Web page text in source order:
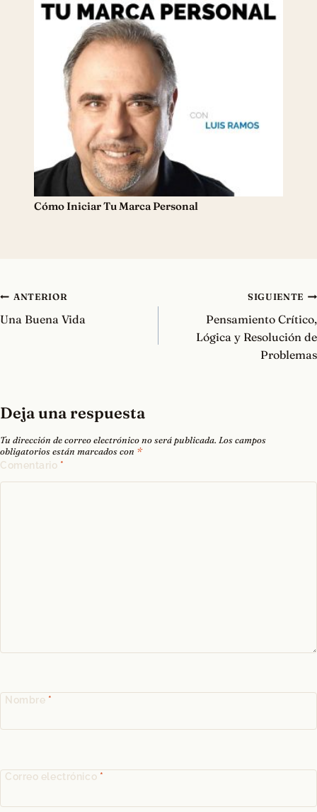
Cómo Iniciar Tu Marca Personal
Navegación
de
ANTERIOR
Una Buena Vida
SIGUIENTE
Pensamiento Crítico,
Lógica y Resolución de
Problemas
Deja una respuesta
Tu dirección de correo electrónico no será publicada. Los campos
obligatorios están marcados con *
Comentario *
Nombre *
Correo electrónico *